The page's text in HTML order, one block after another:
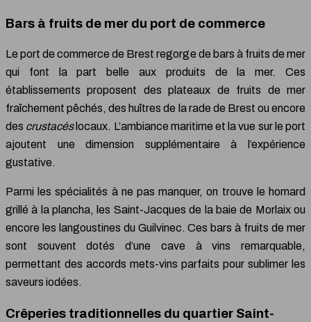
Bars à fruits de mer du port de commerce
Le port de commerce de Brest regorge de bars à fruits de mer
qui font la part belle aux produits de la mer. Ces
établissements proposent des plateaux de fruits de mer
fraîchement pêchés, des huîtres de la rade de Brest ou encore
des crustacés locaux. L’ambiance maritime et la vue sur le port
ajoutent une dimension supplémentaire à l’expérience
gustative.
Parmi les spécialités à ne pas manquer, on trouve le homard
grillé à la plancha, les Saint-Jacques de la baie de Morlaix ou
encore les langoustines du Guilvinec. Ces bars à fruits de mer
sont souvent dotés d’une cave à vins remarquable,
permettant des accords mets-vins parfaits pour sublimer les
saveurs iodées.
Crêperies traditionnelles du quartier Saint-